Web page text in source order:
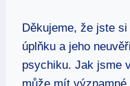
Děkujeme, že jste
úplňku a jeho
psychiku. Jak jsme